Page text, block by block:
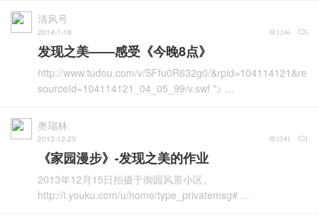
清风号
2014-1-16 5
1246
发现之美——感受《今晚8点》
http://www.tudou.com/v/SFfu0R632g0/&rpid=104114121&re
sourceId=104114121_04_05_99/v.swf "> ...
奥瑞林
2013-12-25 1
1141
《家园漫步》-发现之美的作业
2013年12月15日拍摄于御园风景小区。
http://i.youku.com/u/home/type_privatemsg# ...